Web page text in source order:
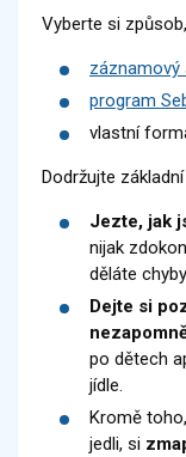
Vyberte si
záznamový
program
vlastní
Dodržujte
Jezte, jak
nijak
děláte
Dejte si
po dětech
jídle.
Kromě
jedli, si